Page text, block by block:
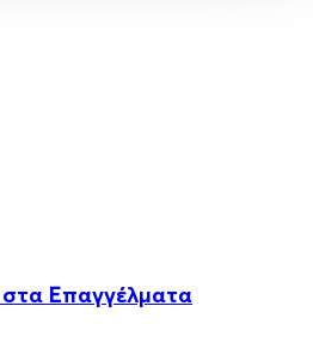
στα Επαγγέλματα